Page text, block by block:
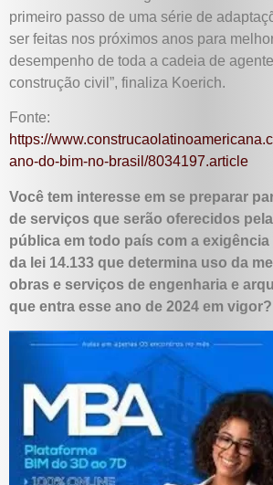
primeiro passo de uma série de
ser feitas nos próximos anos para
desempenho de toda a cadeia de
construção civil”, finaliza Koerich.
Fonte:
https://
ano-do-bim-no-brasil/8034197.article
Você tem interesse em se preparar
de serviços que serão oferecidos
pública em todo país com a
da lei 14.133 que determina uso da
obras e serviços de engenharia e
que entra esse ano de 2024 em vigor?